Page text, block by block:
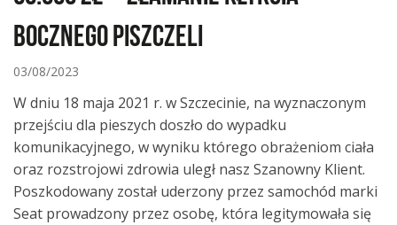
bocznego piszczeli
03/08/2023
W dniu 18 maja 2021 r. w Szczecinie, na wyznaczonym
przejściu dla pieszych doszło do wypadku
komunikacyjnego, w wyniku którego obrażeniom ciała
oraz rozstrojowi zdrowia uległ nasz Szanowny Klient.
Poszkodowany został uderzony przez samochód marki
Seat prowadzony przez osobę, która legitymowała się